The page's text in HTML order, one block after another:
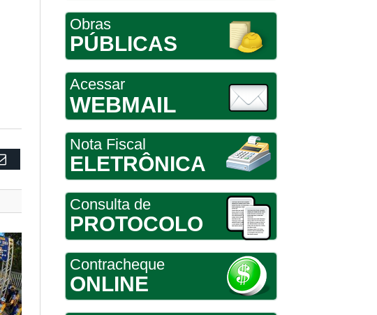
Email
Obras
PÚBLICAS
Acessar
WEBMAIL
Nota Fiscal
ELETRÔNICA
Consulta de
PROTOCOLO
Contracheque
ONLINE